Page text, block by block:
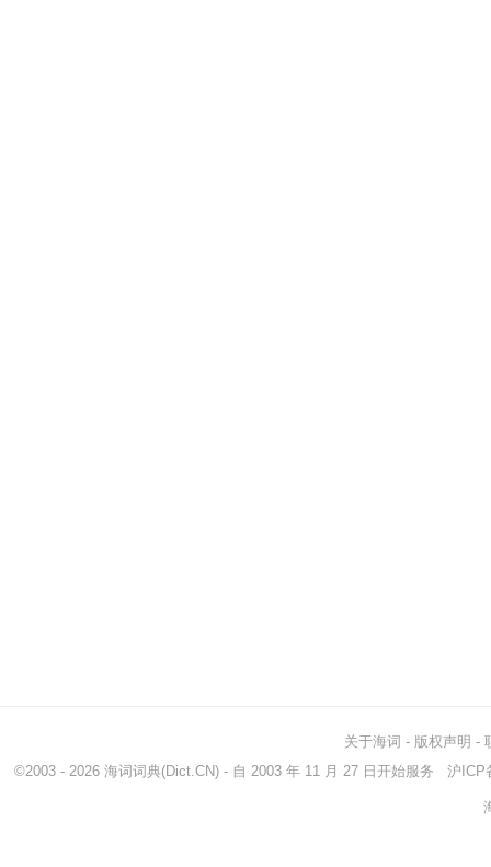
关于海词 - 版权声明 -
©2003 - 2026 海词词典(Dict.CN) - 自 2003 年 11 月 27 日开始服务 沪ICP